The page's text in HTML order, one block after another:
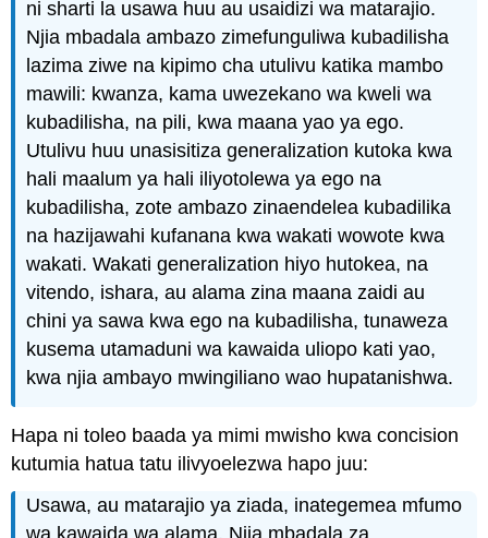
ni sharti la usawa huu au usaidizi wa matarajio.
Njia mbadala ambazo zimefunguliwa kubadilisha
lazima ziwe na kipimo cha utulivu katika mambo
mawili: kwanza, kama uwezekano wa kweli wa
kubadilisha, na pili, kwa maana yao ya ego.
Utulivu huu unasisitiza generalization kutoka kwa
hali maalum ya hali iliyotolewa ya ego na
kubadilisha, zote ambazo zinaendelea kubadilika
na hazijawahi kufanana kwa wakati wowote kwa
wakati. Wakati generalization hiyo hutokea, na
vitendo, ishara, au alama zina maana zaidi au
chini ya sawa kwa ego na kubadilisha, tunaweza
kusema utamaduni wa kawaida uliopo kati yao,
kwa njia ambayo mwingiliano wao hupatanishwa.
Hapa ni toleo baada ya mimi mwisho kwa concision
kutumia hatua tatu ilivyoelezwa hapo juu:
Usawa, au matarajio ya ziada, inategemea mfumo